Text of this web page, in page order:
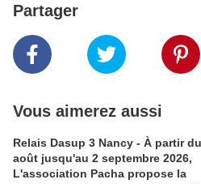
Partager
Vous aimerez aussi
Relais Dasup 3 Nancy - À partir
août jusqu'au 2 septembre 2026,
L'association Pacha propose la